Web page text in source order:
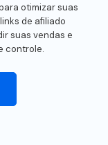
otimizar suas
de afiliado
suas vendas e
controle.